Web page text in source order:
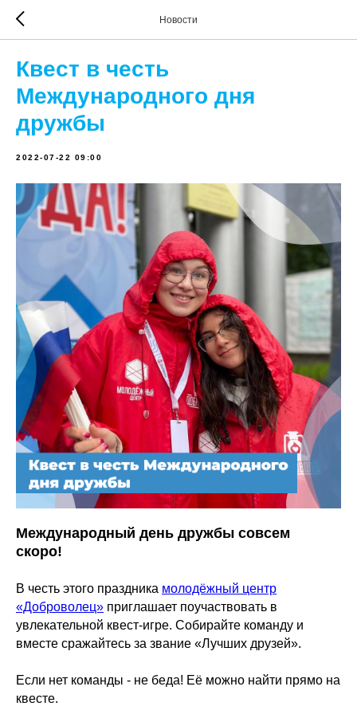
Новости
Квест в честь
Международного дня
дружбы
2022-07-22 09:00
Международный день дружбы совсем
скоро!
В честь этого праздника молодёжный центр
«Доброволец» приглашает поучаствовать в
увлекательной квест-игре. Собирайте команду и
вместе сражайтесь за звание «Лучших друзей».
Если нет команды - не беда! Её можно найти прямо на
квесте.